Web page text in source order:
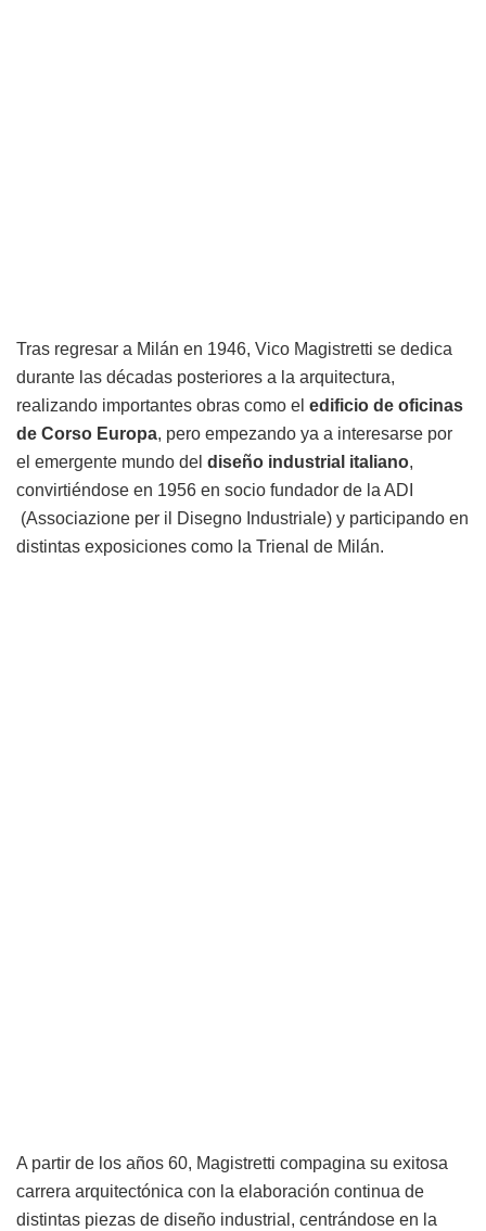
Tras regresar a Milán en 1946, Vico Magistretti se dedica
durante las décadas posteriores a la arquitectura,
realizando importantes obras como el edificio de oficinas
de Corso Europa, pero empezando ya a interesarse por
el emergente mundo del diseño industrial italiano,
convirtiéndose en 1956 en socio fundador de la ADI
(Associazione per il Disegno Industriale) y participando en
distintas exposiciones como la Trienal de Milán.
A partir de los años 60, Magistretti compagina su exitosa
carrera arquitectónica con la elaboración continua de
distintas piezas de diseño industrial, centrándose en la